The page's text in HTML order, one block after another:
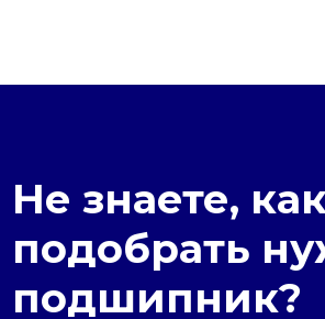
Не знаете, как
подобрать
подшипник?